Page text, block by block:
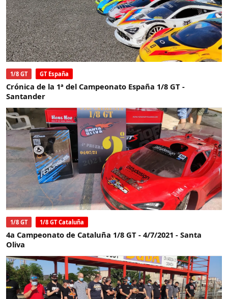
1/8 GT GT España
Crónica de la 1ª del Campeonato España 1/8 GT -
Santander
1/8 GT 1/8 GT Cataluña
4a Campeonato de Cataluña 1/8 GT - 4/7/2021 - Santa
Oliva